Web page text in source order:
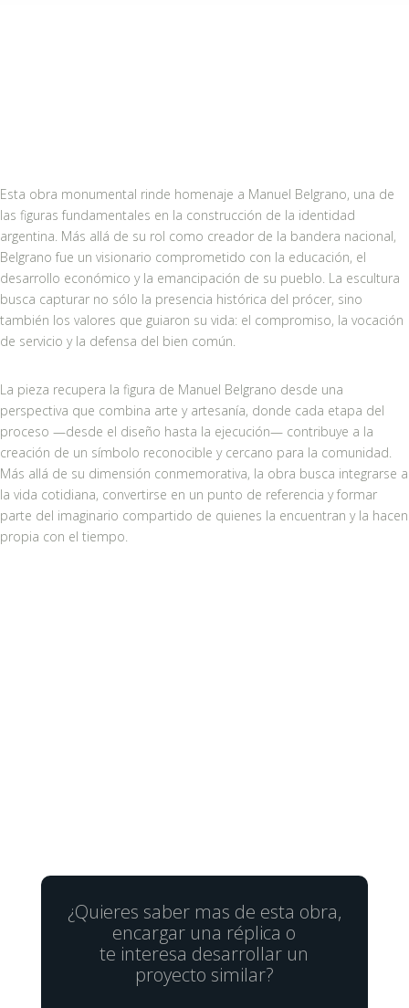
Esta obra monumental rinde homenaje a Manuel Belgrano, una de
las figuras fundamentales en la construcción de la identidad
argentina. Más allá de su rol como creador de la bandera nacional,
Belgrano fue un visionario comprometido con la educación, el
desarrollo económico y la emancipación de su pueblo. La escultura
busca capturar no sólo la presencia histórica del prócer, sino
también los valores que guiaron su vida: el compromiso, la vocación
de servicio y la defensa del bien común.
La pieza recupera la figura de Manuel Belgrano desde una
perspectiva que combina arte y artesanía, donde cada etapa del
proceso —desde el diseño hasta la ejecución— contribuye a la
creación de un símbolo reconocible y cercano para la comunidad.
Más allá de su dimensión conmemorativa, la obra busca integrarse a
la vida cotidiana, convertirse en un punto de referencia y formar
parte del imaginario compartido de quienes la encuentran y la hacen
propia con el tiempo.
¿Quieres saber mas de esta obra,
encargar una réplica o
te interesa desarrollar un
proyecto similar?